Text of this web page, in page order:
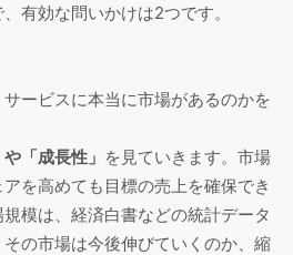
有効な問いかけは2つです。
ービスに本当に市場があるのかを
「成長性」 を見ていきます。市場
を高めても目標の売上を確保でき
模は、経済白書などの統計データ
の市場は今後伸びていくのか、縮